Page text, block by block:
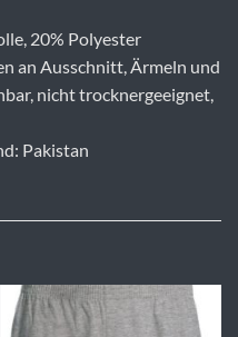
20% Polyester
an Ausschnitt, Ärmeln und
nicht trocknergeeignet,
Pakistan